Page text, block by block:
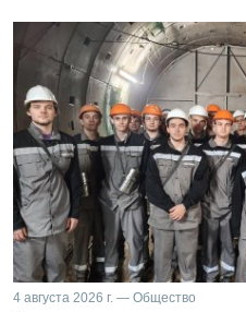
4 августа 2026 г. — Общество